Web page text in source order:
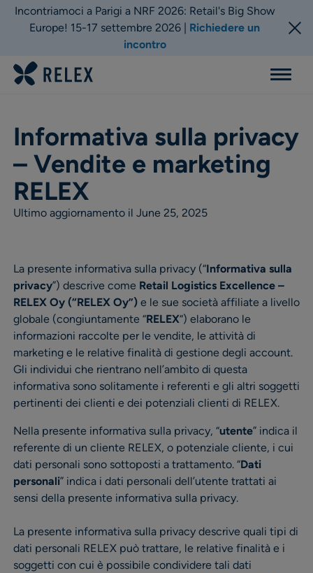
Incontriamoci a Parigi a NRF 2026: Retail's Big Show
Europe! 15-17 settembre 2026 | Richiedere un
incontro
Menu
Informativa sulla privacy
– Vendite e marketing
RELEX
Ultimo aggiornamento il June 25, 2025
La presente informativa sulla privacy (“Informativa sulla
privacy”) descrive come Retail Logistics Excellence –
RELEX Oy (“RELEX Oy”) e le sue società affiliate a livello
globale (congiuntamente “RELEX“) elaborano le
informazioni raccolte per le vendite, le attività di
marketing e le relative finalità di gestione degli account.
Gli individui che rientrano nell’ambito di questa
informativa sono solitamente i referenti e gli altri soggetti
pertinenti dei clienti e dei potenziali clienti di RELEX.
Nella presente informativa sulla privacy, “utente” indica il
referente di un cliente RELEX, o potenziale cliente, i cui
dati personali sono sottoposti a trattamento. “Dati
personali” indica i dati personali dell’utente trattati ai
sensi della presente informativa sulla privacy.
La presente informativa sulla privacy descrive quali tipi di
dati personali RELEX può trattare, le relative finalità e i
soggetti con cui è possibile condividere tali dati